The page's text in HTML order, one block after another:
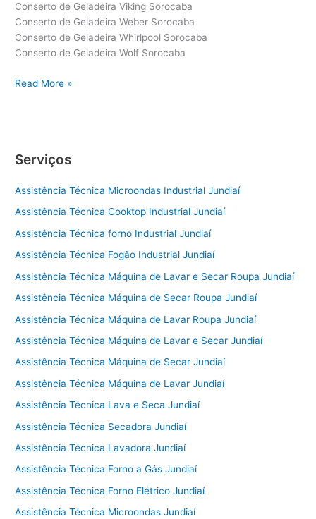
Conserto de Geladeira Viking Sorocaba
Conserto de Geladeira Weber Sorocaba
Conserto de Geladeira Whirlpool Sorocaba
Conserto de Geladeira Wolf Sorocaba
Conserto
Read More »
Serviços
Assistência Técnica Microondas Industrial Jundiaí
Assistência Técnica Cooktop Industrial Jundiaí
Assistência Técnica forno Industrial Jundiaí
Assistência Técnica Fogão Industrial Jundiaí
Assistência Técnica Máquina de Lavar e Secar Roupa Jundiaí
Assistência Técnica Máquina de Secar Roupa Jundiaí
Assistência Técnica Máquina de Lavar Roupa Jundiaí
Assistência Técnica Máquina de Lavar e Secar Jundiaí
Assistência Técnica Máquina de Secar Jundiaí
Assistência Técnica Máquina de Lavar Jundiaí
Assistência Técnica Lava e Seca Jundiaí
Assistência Técnica Secadora Jundiaí
Assistência Técnica Lavadora Jundiaí
Assistência Técnica Forno a Gás Jundiaí
Assistência Técnica Forno Elétrico Jundiaí
Assistência Técnica Microondas Jundiaí